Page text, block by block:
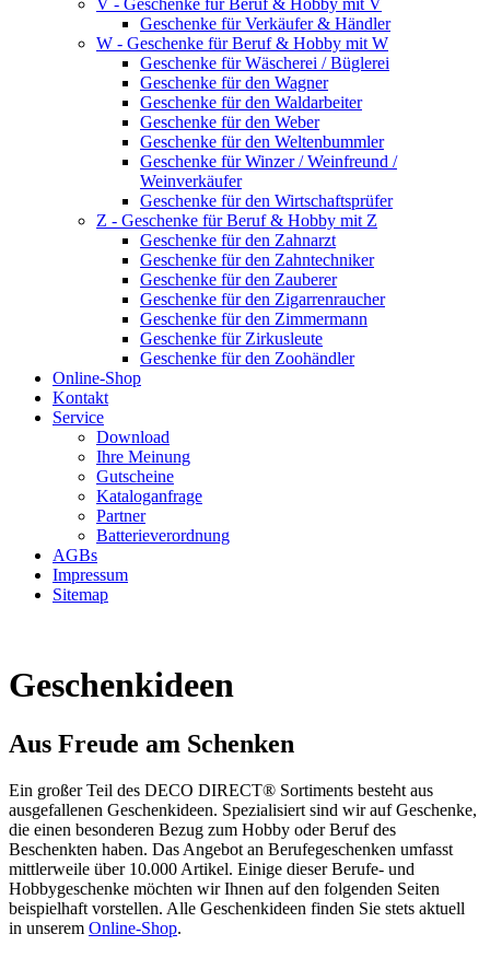
V - Geschenke für Beruf & Hobby mit V
Geschenke für Verkäufer & Händler
W - Geschenke für Beruf & Hobby mit W
Geschenke für Wäscherei / Büglerei
Geschenke für den Wagner
Geschenke für den Waldarbeiter
Geschenke für den Weber
Geschenke für den Weltenbummler
Geschenke für Winzer / Weinfreund /
Weinverkäufer
Geschenke für den Wirtschaftsprüfer
Z - Geschenke für Beruf & Hobby mit Z
Geschenke für den Zahnarzt
Geschenke für den Zahntechniker
Geschenke für den Zauberer
Geschenke für den Zigarrenraucher
Geschenke für den Zimmermann
Geschenke für Zirkusleute
Geschenke für den Zoohändler
Online-Shop
Kontakt
Service
Download
Ihre Meinung
Gutscheine
Kataloganfrage
Partner
Batterieverordnung
AGBs
Impressum
Sitemap
Geschenkideen
Aus Freude am Schenken
Ein großer Teil des DECO DIRECT® Sortiments besteht aus
ausgefallenen Geschenkideen. Spezialisiert sind wir auf Geschenke,
die einen besonderen Bezug zum Hobby oder Beruf des
Beschenkten haben. Das Angebot an Berufegeschenken umfasst
mittlerweile über 10.000 Artikel. Einige dieser Berufe- und
Hobbygeschenke möchten wir Ihnen auf den folgenden Seiten
beispielhaft vorstellen. Alle Geschenkideen finden Sie stets aktuell
in unserem Online-Shop.